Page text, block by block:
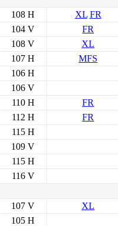
108 H XL FR
104 V
FR
108 V
XL
107 H
MFS
106 H
106 V
110 H
FR
112 H
FR
115 H
109 V
115 H
116 V
107 V
XL
105 H